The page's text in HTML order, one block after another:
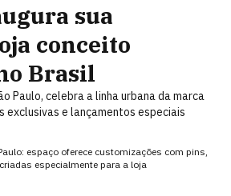
sua
conceito
Brasil
Paulo, celebra a linha urbana da marca
exclusivas e lançamentos especiais
espaço oferece customizações com pins,
especialmente para a loja